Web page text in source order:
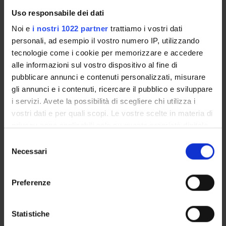
Uso responsabile dei dati
Noi e i nostri 1022 partner trattiamo i vostri dati
personali, ad esempio il vostro numero IP, utilizzando
tecnologie come i cookie per memorizzare e accedere
alle informazioni sul vostro dispositivo al fine di
pubblicare annunci e contenuti personalizzati, misurare
gli annunci e i contenuti, ricercare il pubblico e sviluppare
i servizi. Avete la possibilità di scegliere chi utilizza i
vostri dati e per quali scopi. Le vostre scelte in materia di
modificare o revocare il proprio consenso in qualsiasi
momento dalla Dichiarazione sui cookie o facendo clic
raccogliere informazioni sulla tua posizione
geografica, con un'approssimazione di qualche
delNecessari
Preferenze
Statistiche
Finanziamento:assegnato e gestito dal Dipartimento
PARTECIPANTI AL PROGETTO
Gabriela Constantin
Professore ordinario
Professore ordinario
Patologia Generale